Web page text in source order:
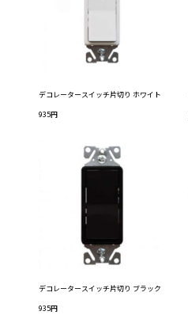
デコレータースイッチ片切り ホワイト
935円
デコレータースイッチ片切り ブラック
935円